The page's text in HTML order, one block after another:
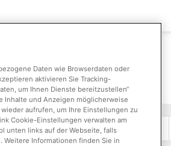
Daten wie Browserdaten oder
aktivieren Sie Tracking-
um Ihnen Dienste bereitzustellen“
Inhalte und Anzeigen möglicherweise
aufrufen, um Ihre Einstellungen zu
Cookie-Einstellungen verwalten am
unten links auf der Webseite, falls
Informationen finden Sie in